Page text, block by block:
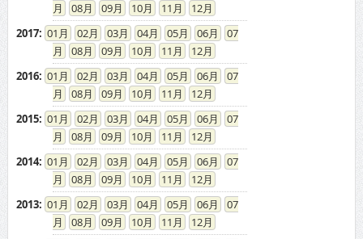
08
09 10 11
12
2017: 01 02 03 04 05 06
07
08
09 10 11
12
2016: 01 02 03 04 05 06
07
08
09 10 11
12
2015: 01 02 03 04 05 06
07
08
09 10 11
12
2014: 01 02 03 04 05 06
07
08
09 10 11
12
2013: 01 02 03 04 05 06
07
08
09 10 11
12